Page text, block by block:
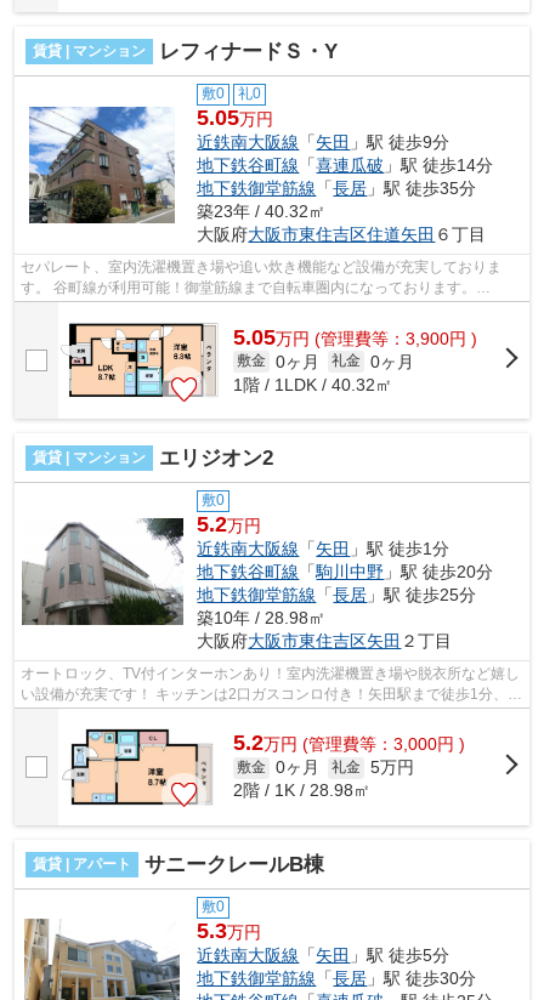
賃貸 | マンション レフィナードＳ・Y
敷0 礼0
5.05万円
近鉄南大阪線 「矢田 」駅 徒歩9分
地下鉄谷町線 「喜連瓜破 」駅 徒歩14分
地下鉄御堂筋線 「長居 」駅 徒歩35分
築23年 / 40.32㎡
大阪府大阪市東住吉区住道矢田 ６丁目
セパレート、室内洗濯機置き場や追い炊き機能など設備が充実しておりま
す。 谷町線が利用可能！御堂筋線まで自転車圏内になっております。
■□■□■□■□■□■□■□■□■□■□■□■□■□■□■□■□■□■□■□■...
5.05万円 (管理費等：3,900円 )
敷金 0ヶ月 礼金 0ヶ月
1階 / 1LDK / 40.32㎡
賃貸 | マンション エリジオン2
敷0
5.2万円
近鉄南大阪線 「矢田 」駅 徒歩1分
地下鉄谷町線 「駒川中野 」駅 徒歩20分
地下鉄御堂筋線 「長居 」駅 徒歩25分
築10年 / 28.98㎡
大阪府大阪市東住吉区矢田 ２丁目
オートロック、TV付インターホンあり！室内洗濯機置き場や脱衣所など嬉し
い設備が充実です！ キッチンは2口ガスコンロ付き！矢田駅まで徒歩1分、イ
ンターネット無料の物件です！ ■□■...
5.2万円 (管理費等：3,000円 )
敷金 0ヶ月 礼金 5万円
2階 / 1K / 28.98㎡
賃貸 | アパート サニークレールB棟
敷0
5.3万円
近鉄南大阪線 「矢田 」駅 徒歩5分
地下鉄御堂筋線 「長居 」駅 徒歩30分